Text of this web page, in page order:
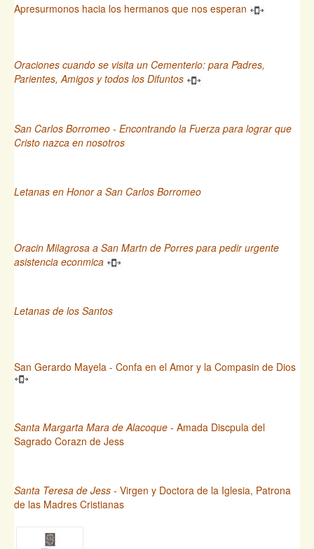
Apresurmonos hacia los hermanos que nos esperan
Oraciones cuando se visita un Cementerio: para Padres,
Parientes, Amigos y todos los Difuntos
San Carlos Borromeo - Encontrando la Fuerza para lograr que
Cristo nazca en nosotros
Letanas en Honor a San Carlos Borromeo
Oracin Milagrosa a San Martn de Porres para pedir urgente
asistencia econmica
Letanas de los Santos
San Gerardo Mayela - Confa en el Amor y la Compasin de Dios
Santa Margarta Mara de Alacoque - Amada Discpula del
Sagrado Corazn de Jess
Santa Teresa de Jess - Virgen y Doctora de la Iglesia, Patrona
de las Madres Cristianas